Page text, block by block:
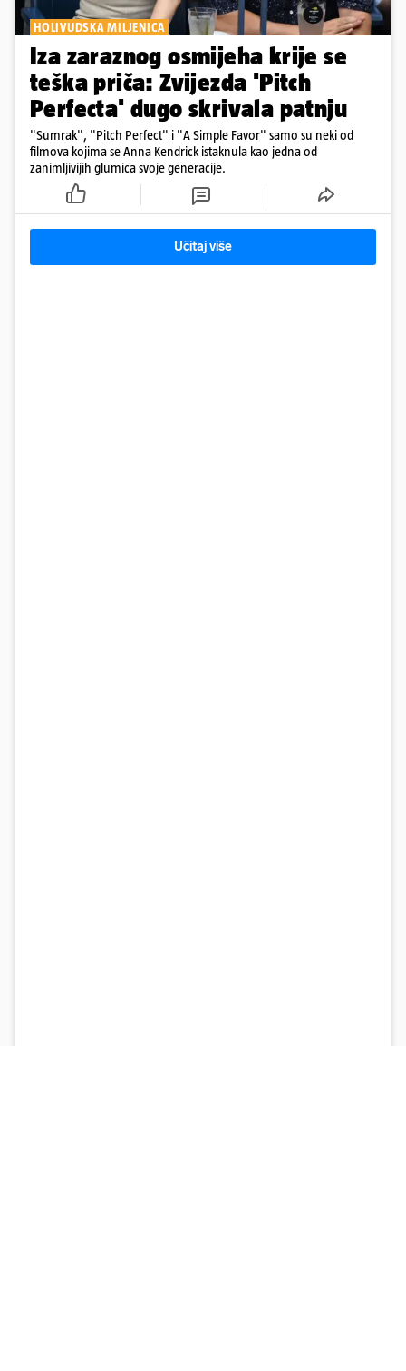
HOLIVUDSKA MILJENICA
Iza zaraznog osmijeha krije se
teška priča: Zvijezda 'Pitch
Perfecta' dugo skrivala patnju
"Sumrak", "Pitch Perfect" i "A Simple Favor" samo su neki od
filmova kojima se Anna Kendrick istaknula kao jedna od
zanimljivijih glumica svoje generacije.
Učitaj više